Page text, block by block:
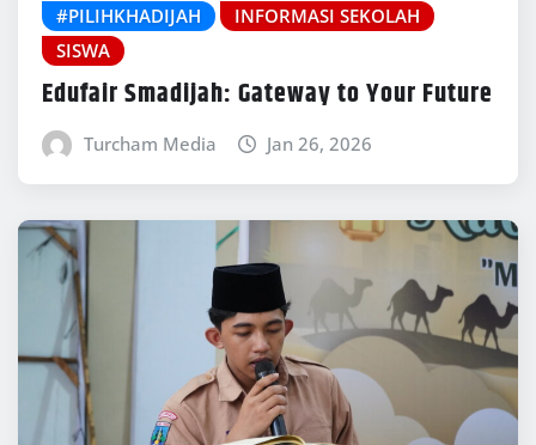
#PILIHKHADIJAH
INFORMASI SEKOLAH
SISWA
Edufair Smadijah: Gateway to Your Future
Turcham Media Jan 26, 2026